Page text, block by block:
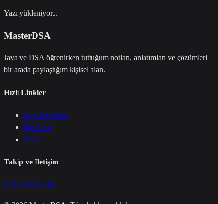
Yazı yükleniyor...
MasterDSA
Java ve DSA öğrenirken tuttuğum notları, anlatımları ve çözümleri
bir arada paylaştığım kişisel alan.
Hızlı Linkler
Java Temelleri
İleri Java
DSA
Takip ve İletişim
GitHubLinkedIn